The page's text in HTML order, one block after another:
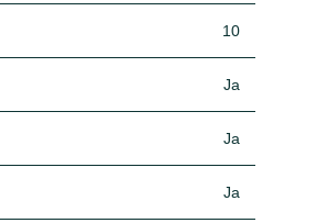
10
Ja
Ja
Ja